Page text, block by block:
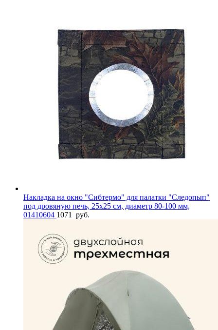
Накладка на окно "Сибтермо" для палатки "Следопып"
под дровяную печь, 25х25 см, диаметр 80-100 мм,
01410604 1071 руб.